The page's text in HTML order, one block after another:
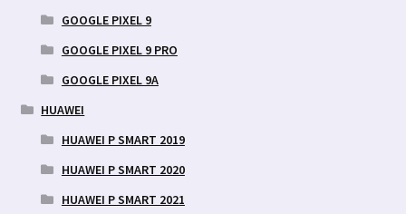
GOOGLE PIXEL 9
GOOGLE PIXEL 9 PRO
GOOGLE PIXEL 9A
HUAWEI
HUAWEI P SMART 2019
HUAWEI P SMART 2020
HUAWEI P SMART 2021